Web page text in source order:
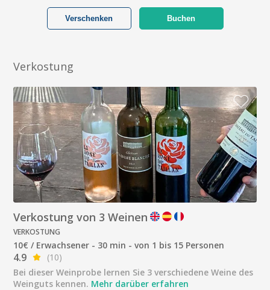
Buchen
Verschenken
Verkostung
Verkostung von 3 Weinen
VERKOSTUNG
10€ / Erwachsener - 30 min - von 1 bis 15 Personen
4.9
(10)
Bei dieser Weinprobe lernen Sie 3 verschiedene Weine des
Weinguts kennen. Mehr darüber erfahren